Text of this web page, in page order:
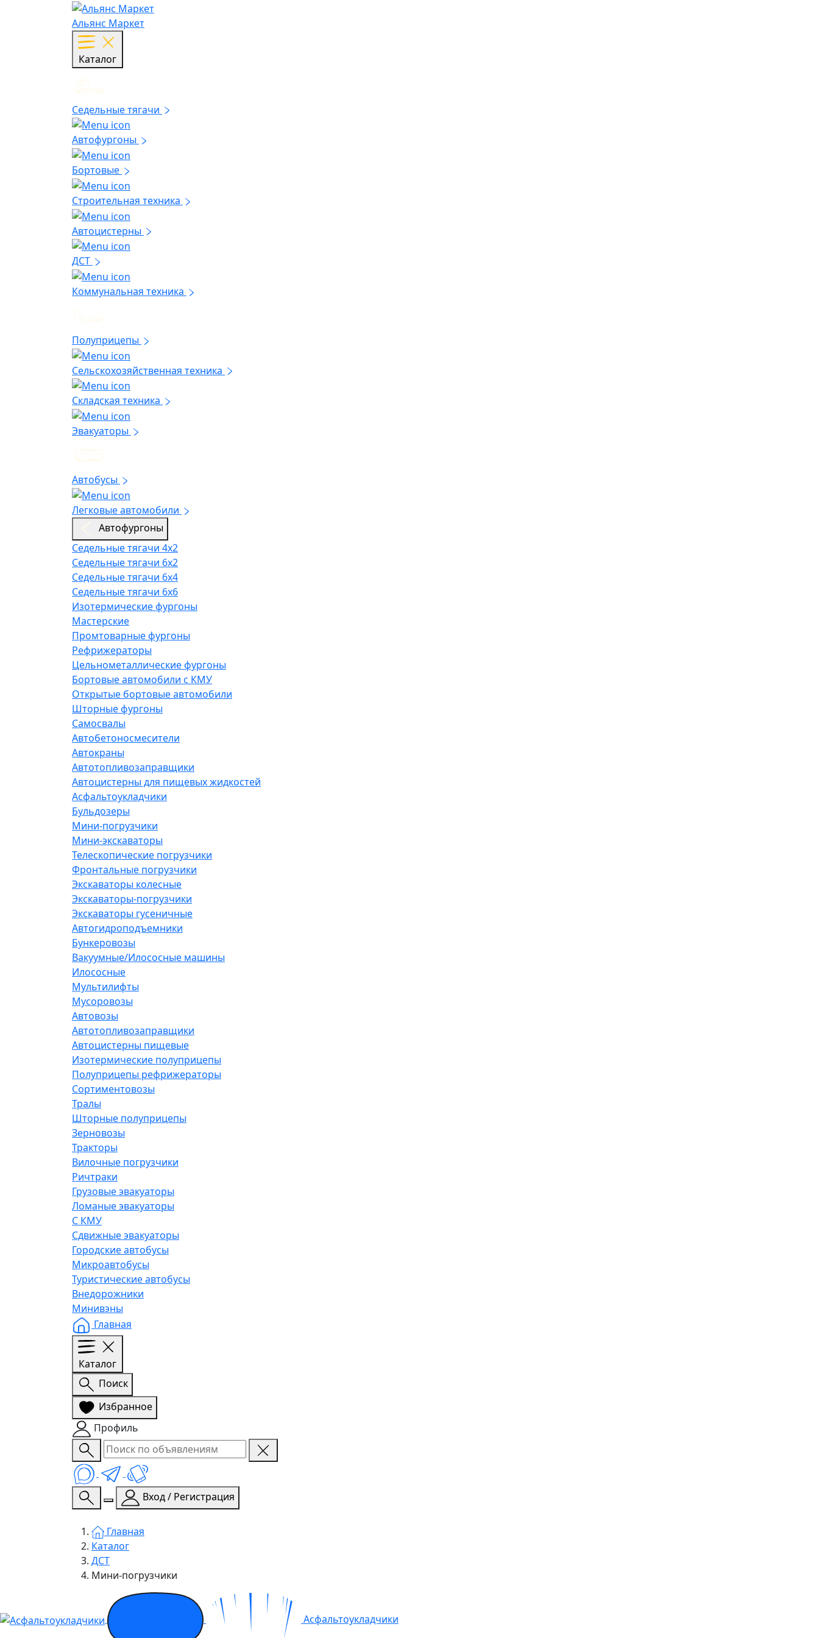
Альянс Маркет
Каталог
Седельные тягачи
Автофургоны
Бортовые
Строительная техника
Автоцистерны
ДСТ
Коммунальная техника
Полуприцепы
Сельскохозяйственная техника
Складская техника
Эвакуаторы
Автобусы
Легковые автомобили
Автофургоны
Седельные тягачи 4х2
Седельные тягачи 6х2
Седельные тягачи 6х4
Седельные тягачи 6х6
Изотермические фургоны
Мастерские
Промтоварные фургоны
Рефрижераторы
Цельнометаллические фургоны
Бортовые автомобили с КМУ
Открытые бортовые автомобили
Шторные фургоны
Самосвалы
Автобетоносмесители
Автокраны
Автотопливозаправщики
Автоцистерны для пищевых жидкостей
Асфальтоукладчики
Бульдозеры
Мини-погрузчики
Мини-экскаваторы
Телескопические погрузчики
Фронтальные погрузчики
Экскаваторы колесные
Экскаваторы-погрузчики
Экскаваторы гусеничные
Автогидроподъемники
Бункеровозы
Вакуумные/Илососные машины
Илососные
Мультилифты
Мусоровозы
Автовозы
Автотопливозаправщики
Автоцистерны пищевые
Изотермические полуприцепы
Полуприцепы рефрижераторы
Сортиментовозы
Тралы
Шторные полуприцепы
Зерновозы
Тракторы
Вилочные погрузчики
Ричтраки
Грузовые эвакуаторы
Ломаные эвакуаторы
С КМУ
Сдвижные эвакуаторы
Городские автобусы
Микроавтобусы
Туристические автобусы
Внедорожники
Минивэны
Главная
Каталог
Поиск
Избранное
Профиль
Вход / Регистрация
Главная
Каталог
ДСТ
Мини-погрузчики
Асфальтоукладчики